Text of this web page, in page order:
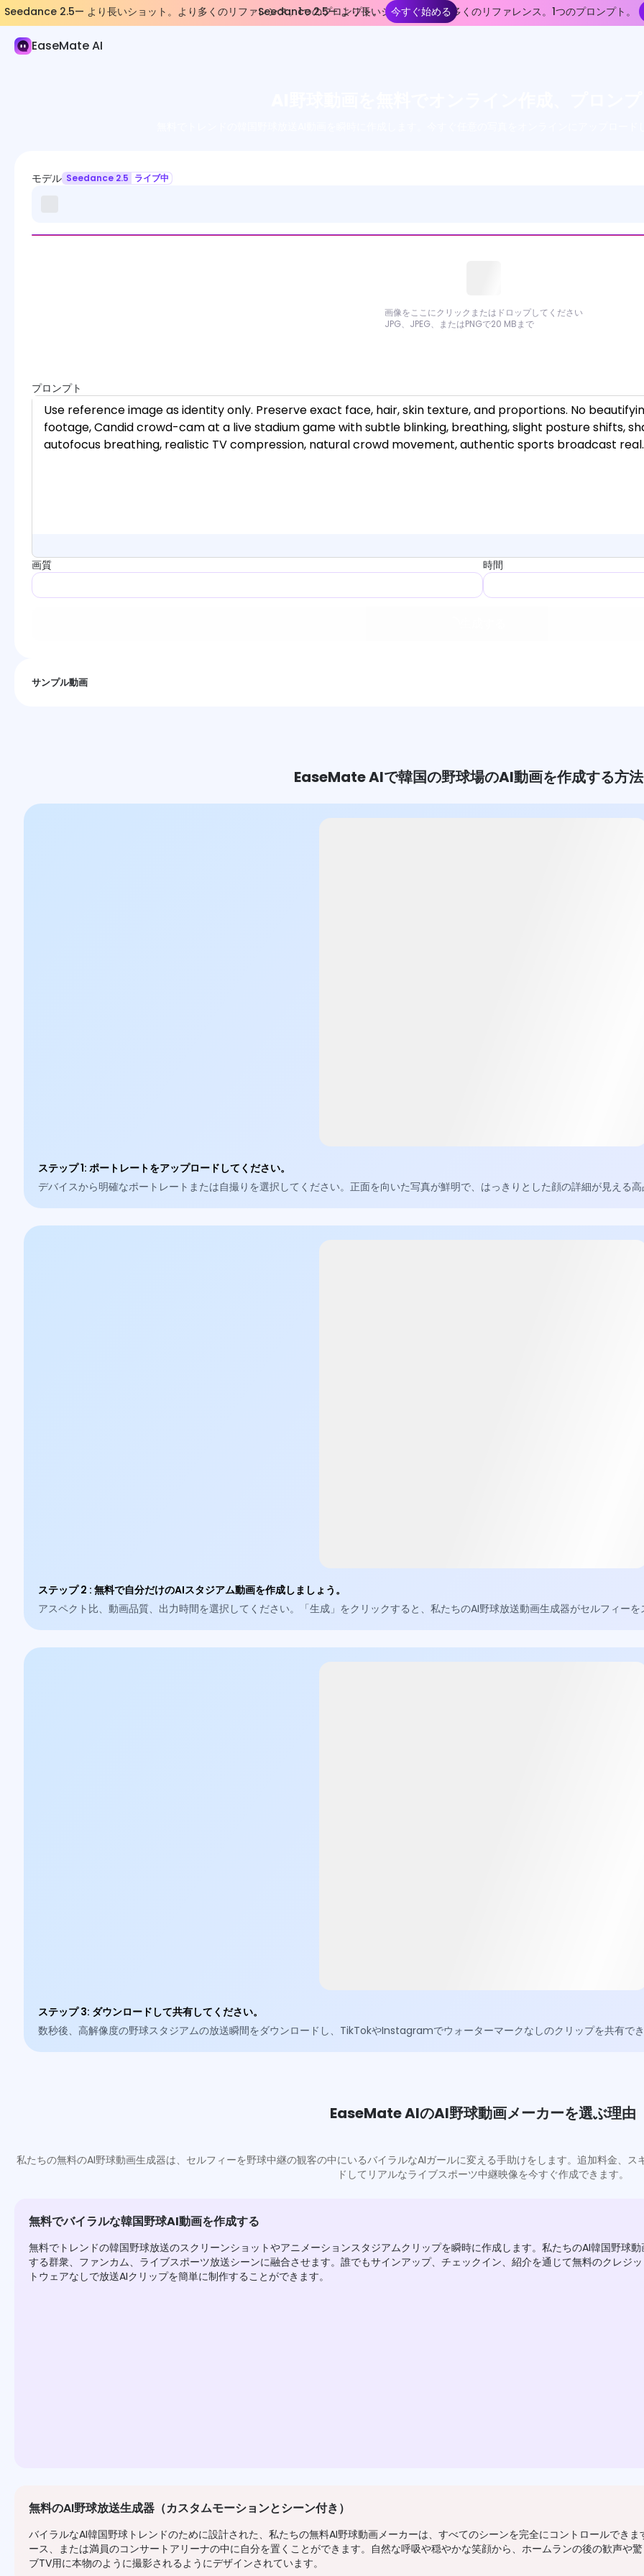
Seedance 2.5— より長いショット。より多くのリファレンス。1つのプロンプト。 今すぐ始める
Seedance 2.5— より長いショット。より多くのリファレンス。1つのプロンプト。
EaseMate AI
AI ビデオ
AI ビデオジェネレーター
モデル Seedance 2.5 ライブ中
画像をここにクリックまたはドロップしてください
JPG、JPEG、またはPNGで20 MBまで
プロンプト
画質 時間
サンプル動画
EaseMate AIで韓国の野球場のAI動画を作成する方
ステップ 1:ポートレートをアップロードしてください。
デバイスから明確なポートレートまたは自撮りを選択してください。正面を向いた写真が鮮明で、はっきりとした顔の詳細が見える
ステップ 2 :無料で自分だけのAIスタジアム動画を作成しましょう。
アスペクト比、動画品質、出力時間を選択してください。「生成」をクリックすると、私たちのAI野球放送動画生成器がセルフィー
ステップ 3: ダウンロードして共有してください。
数秒後、高解像度の野球スタジアムの放送瞬間をダウンロードし、TikTokやInstagramでウォーターマークなしのクリップを共有で
EaseMate AIのAI野球動画メーカーを選ぶ理由
私たちの無料のAI野球動画生成器は、セルフィーを野球中継の観客の中にいるバイラルなAIガールに変える手助けをします。追加料金、
ドしてリアルなライブスポーツ中継映像を今すぐ作成できます。
無料でバイラルな韓国野球AI動画を作成する
無料でトレンドの韓国野球放送のスクリーンショットやアニメーションスタジアムクリップを瞬時に作成します。私たちのAI韓国野球
する群衆、ファンカム、ライブスポーツ放送シーンに融合させます。誰でもサインアップ、チェックイン、紹介を通じて無料のクレジ
トウェアなしで放送AIクリップを簡単に制作することができます。
無料のAI野球放送生成器（カスタムモーションとシーン付き）
バイラルなAI韓国野球トレンドのために設計された、私たちの無料AI野球動画メーカーは、すべてのシーンを完全にコントロールでき
ース、または満員のコンサートアリーナの中に自分を置くことができます。自然な呼吸や穏やかな笑顔から、ホームランの後の歓声や
ブTV用に本物のように撮影されるようにデザインされています。